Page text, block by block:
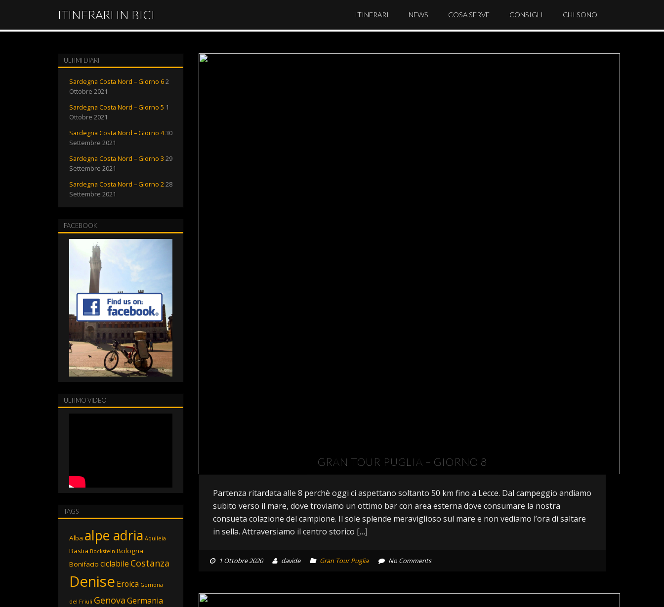
ITINERARI IN BICI ITINERARI NEWS COSA SERVE CONSIGLI CHI SONO
GRAN TOUR PUGLIA – GIORNO 8
Partenza ritardata alle 8 perchè oggi ci aspettano soltanto 50 km fino a Lecce. Dal campeggio andiamo
subito verso il mare, dove troviamo un ottimo bar con area esterna dove consumare la nostra
consueta colazione del campione. Il sole splende meraviglioso sul mare e non vediamo l’ora di saltare
in sella. Attraversiamo il centro storico […]
1 Ottobre 2020 davide Gran Tour Puglia No Comments
ULTIMI DIARI
Sardegna Costa Nord – Giorno 62
Ottobre 2021
Sardegna Costa Nord – Giorno 5 1
Ottobre 2021
Sardegna Costa Nord – Giorno 430
Settembre 2021
Sardegna Costa Nord – Giorno 3 29
Settembre 2021
Sardegna Costa Nord – Giorno 228
Settembre 2021
FACEBOOK
ULTIMO VIDEO
TAGS
Alba alpe adria Aquileia
Bastia Bockstein Bologna
Bonifacio ciclabile Costanza
Denise Eroica Gemona
del Friuli GenovaGermania